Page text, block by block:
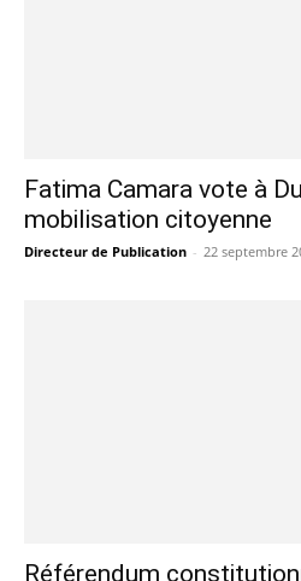
Fatima Camara vote à
mobilisation citoyenne
Directeur de Publication - 22 septembre
Référendum